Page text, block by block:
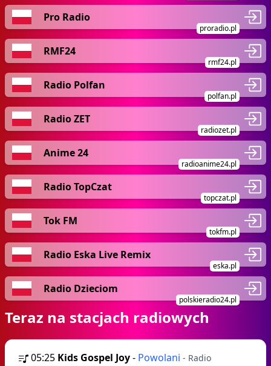
Pro Radio
proradio.pl
RMF24
rmf24.pl
Radio Polfan
polfan.pl
Radio ZET
radiozet.pl
Anime 24
radioanime24.pl
Radio TopCzat
topczat.pl
Tok FM
tokfm.pl
Radio Eska Live Remix
eska.pl
Radio Dzieciom
polskieradio24.pl
Teraz na stacjach radiowych
05:25 Kids Gospel Joy- Powolani - Radio